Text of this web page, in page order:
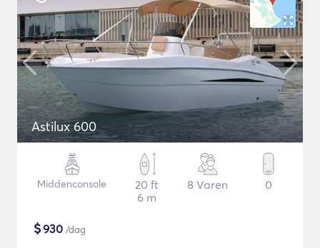
Astilux 600
Middenconsole
20 ft
6 m
8 Varen 0
$930 /dag